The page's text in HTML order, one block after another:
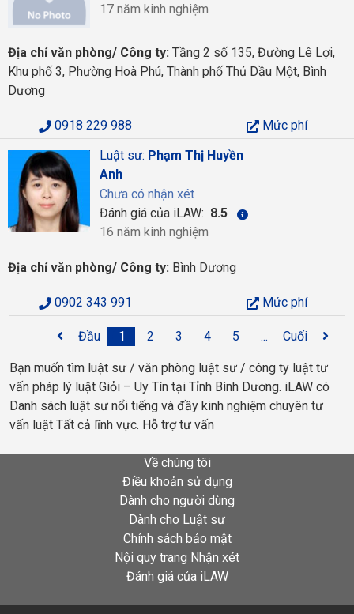
17 năm kinh nghiệm
Địa chỉ văn phòng/ Công ty: Tầng 2 số 135, Đường Lê Lợi,
Khu phố 3, Phường Hoà Phú, Thành phố Thủ Dầu Một, Bình
Dương
0918 229 988
Mức phí
Luật sư: Phạm Thị Huyền
Anh
Chưa có nhận xét
Đánh giá của iLAW: 8.5
16 năm kinh nghiệm
Địa chỉ văn phòng/ Công ty: Bình Dương
0902 343 991 Mức phí
Đầu 1 2 3 4 5 ... Cuối
Bạn muốn tìm luật sư / văn phòng luật sư / công ty luật tư
vấn pháp lý luật Giỏi – Uy Tín tại Tỉnh Bình Dương. iLAW có
Danh sách luật sư nổi tiếng và đầy kinh nghiệm chuyên tư
vấn luật Tất cả lĩnh vực. Hỗ trợ tư vấn
Về chúng tôi
Điều khoản sử dụng
Dành cho người dùng
Dành cho Luật sư
Chính sách bảo mật
Nội quy trang Nhận xét
Đánh giá của iLAW